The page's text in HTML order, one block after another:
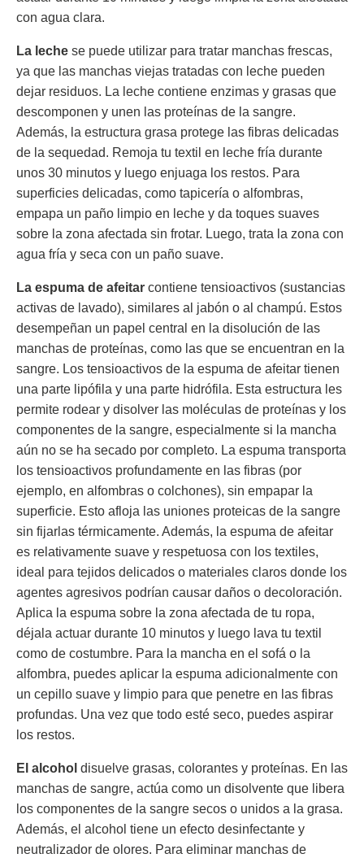
con agua clara.
La leche se puede utilizar para tratar manchas frescas,
ya que las manchas viejas tratadas con leche pueden
dejar residuos. La leche contiene enzimas y grasas que
descomponen y unen las proteínas de la sangre.
Además, la estructura grasa protege las fibras delicadas
de la sequedad. Remoja tu textil en leche fría durante
unos 30 minutos y luego enjuaga los restos. Para
superficies delicadas, como tapicería o alfombras,
empapa un paño limpio en leche y da toques suaves
sobre la zona afectada sin frotar. Luego, trata la zona con
agua fría y seca con un paño suave.
La espuma de afeitar contiene tensioactivos (sustancias
activas de lavado), similares al jabón o al champú. Estos
desempeñan un papel central en la disolución de las
manchas de proteínas, como las que se encuentran en la
sangre. Los tensioactivos de la espuma de afeitar tienen
una parte lipófila y una parte hidrófila. Esta estructura les
permite rodear y disolver las moléculas de proteínas y los
componentes de la sangre, especialmente si la mancha
aún no se ha secado por completo. La espuma transporta
los tensioactivos profundamente en las fibras (por
ejemplo, en alfombras o colchones), sin empapar la
superficie. Esto afloja las uniones proteicas de la sangre
sin fijarlas térmicamente. Además, la espuma de afeitar
es relativamente suave y respetuosa con los textiles,
ideal para tejidos delicados o materiales claros donde los
agentes agresivos podrían causar daños o decoloración.
Aplica la espuma sobre la zona afectada de tu ropa,
déjala actuar durante 10 minutos y luego lava tu textil
como de costumbre. Para la mancha en el sofá o la
alfombra, puedes aplicar la espuma adicionalmente con
un cepillo suave y limpio para que penetre en las fibras
profundas. Una vez que todo esté seco, puedes aspirar
los restos.
El alcohol disuelve grasas, colorantes y proteínas. En las
manchas de sangre, actúa como un disolvente que libera
los componentes de la sangre secos o unidos a la grasa.
Además, el alcohol tiene un efecto desinfectante y
neutralizador de olores. Para eliminar manchas de